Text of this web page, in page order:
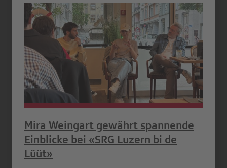
Mira Weingart gewährt spannende
Einblicke bei «SRG Luzern bi de
Lüüt»